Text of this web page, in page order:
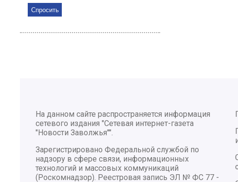
На данном сайте распространяется информация
сетевого издания "Сетевая интернет-газета
"Новости Заволжья"".
Зарегистрировано Федеральной службой по
надзору в сфере связи, информационных
технологий и массовых коммуникаций
(Роскомнадзор). Реестровая запись ЭЛ № ФС 77 -